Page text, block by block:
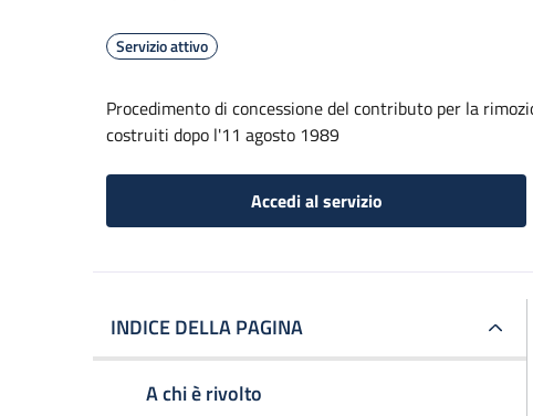
Servizio attivo
Procedimento di concessione del contributo per la
costruiti dopo l'11 agosto 1989
Accedi al servizio
INDICE DELLA PAGINA
A chi è rivolto